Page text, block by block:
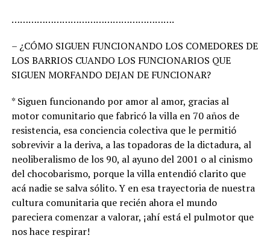
………………………………………………….
– ¿CÓMO SIGUEN FUNCIONANDO LOS COMEDORES DE
LOS BARRIOS CUANDO LOS FUNCIONARIOS QUE
SIGUEN MORFANDO DEJAN DE FUNCIONAR?
* Siguen funcionando por amor al amor, gracias al
motor comunitario que fabricó la villa en 70 años de
resistencia, esa conciencia colectiva que le permitió
sobrevivir a la deriva, a las topadoras de la dictadura, al
neoliberalismo de los 90, al ayuno del 2001 o al cinismo
del chocobarismo, porque la villa entendió clarito que
acá nadie se salva sólito. Y en esa trayectoria de nuestra
cultura comunitaria que recién ahora el mundo
pareciera comenzar a valorar, ¡ahí está el pulmotor que
nos hace respirar!